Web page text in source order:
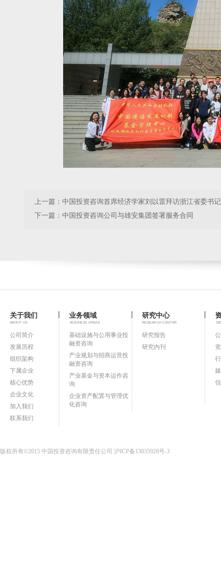
上一篇： 中国投资咨询首席经济学家刘以雷拜访浙江省委书
下一篇： 中国投资咨询公司与雄安集团签署服务合同
关于我们
ABOUT US
公司简介
发展历程
组织架构
下属企业
核心优势
企业文化
加入我们
联系我们
业务领域
BUSINESS AREAS
基础设施与公用事业投
融资咨询
产业规划与招商运营投
融资咨询
产业基金与资本运作咨
询
企业资产配置与管理优
化咨询
研究中心
RESEARCH CENTER
研究报告
研究内刊
版权所有©2015 中国投资咨询有限责任公司 沪ICP备13035928号-3